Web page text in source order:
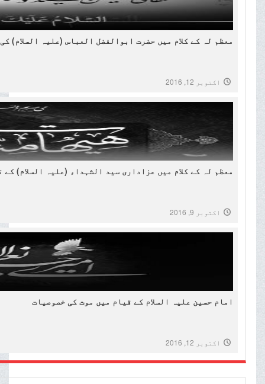
معظم لہ کے کلام میں حضرت ابوالفضل العباس (علیہ السلام)
اکتوبر 12, 2016
معظم لہ کے کلام میں عزاداری سید الشہداء (علیہ السلام)
اکتوبر 9, 2016
امام حسین علیہ السلام کے قیام میں موت کی خصوصیات
اکتوبر 12, 2016